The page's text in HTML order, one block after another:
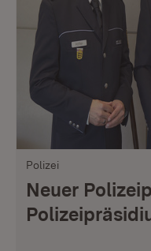
Polizei
Neuer